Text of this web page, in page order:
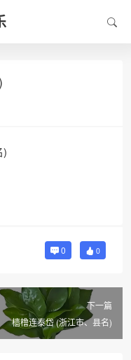
)
0 0
下一篇
樯橹连泰岱 (浙江市、县名)